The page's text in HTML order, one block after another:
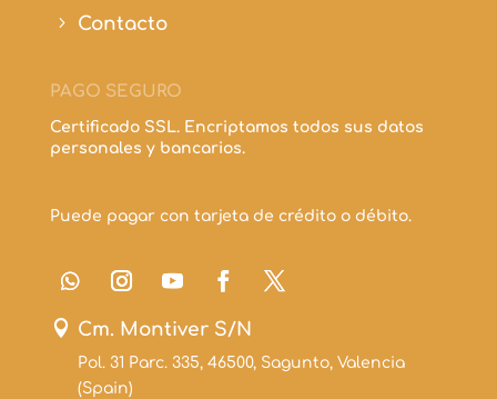
5 Contacto
PAGO SEGURO
Certificado SSL. Encriptamos todos sus datos
personales y bancarios.
Puede pagar con tarjeta de crédito o débito.
 Cm. Montiver S/N
Pol. 31 Parc. 335, 46500, Sagunto, Valencia
(Spain)